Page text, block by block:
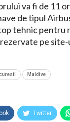
va fi de 11
de tipul
tehnic pentru
pe site-
Maldive
Twitter